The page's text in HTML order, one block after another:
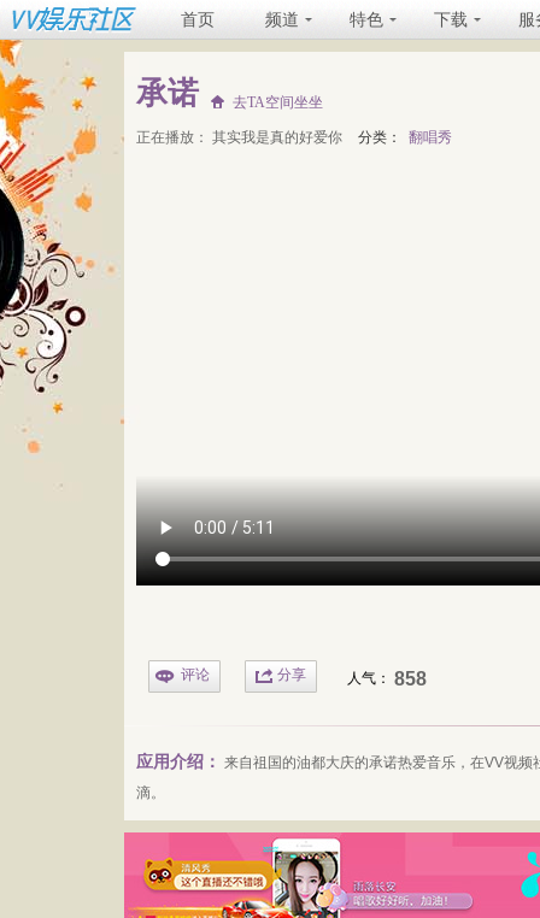
首页 频道 特色 下载 服
承诺 去TA空间坐坐
正在播放： 其实我是真的好爱你 分类： 翻唱秀
评论 分享 人气： 858
应用介绍： 来自祖国的油都大庆的承诺热爱音乐，在VV视频
滴。